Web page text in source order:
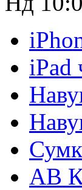
iPad
АВ